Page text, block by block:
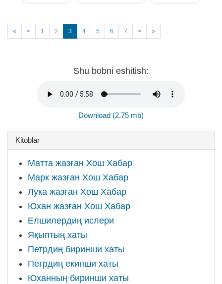
« < 1 2 3 4 5 6 7 > »
Shu bobni eshitish:
Download (2.75 mb)
Kitoblar
Матта жазған Хош Хабар
Марк жазған Хош Хабар
Лука жазған Хош Хабар
Юхан жазған Хош Хабар
Елшилердиң ислери
Яқыптың хаты
Петрдиң биринши хаты
Петрдиң екинши хаты
Юханның биринши хаты